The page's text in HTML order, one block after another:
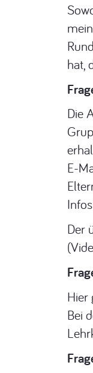
hat,
Die
E-
Der
Hier
Bei